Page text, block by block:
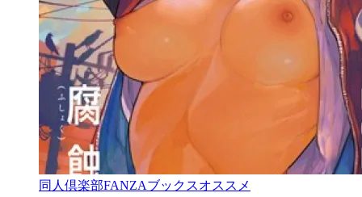
同人倶楽部FANZAブックスオススメ